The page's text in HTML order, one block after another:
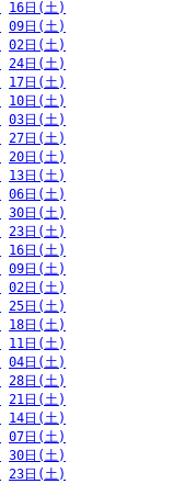
16日(土)
09日(土)
02日(土)
24日(土)
17日(土)
10日(土)
03日(土)
27日(土)
20日(土)
13日(土)
06日(土)
30日(土)
23日(土)
16日(土)
09日(土)
02日(土)
25日(土)
18日(土)
11日(土)
04日(土)
28日(土)
21日(土)
14日(土)
07日(土)
30日(土)
23日(土)